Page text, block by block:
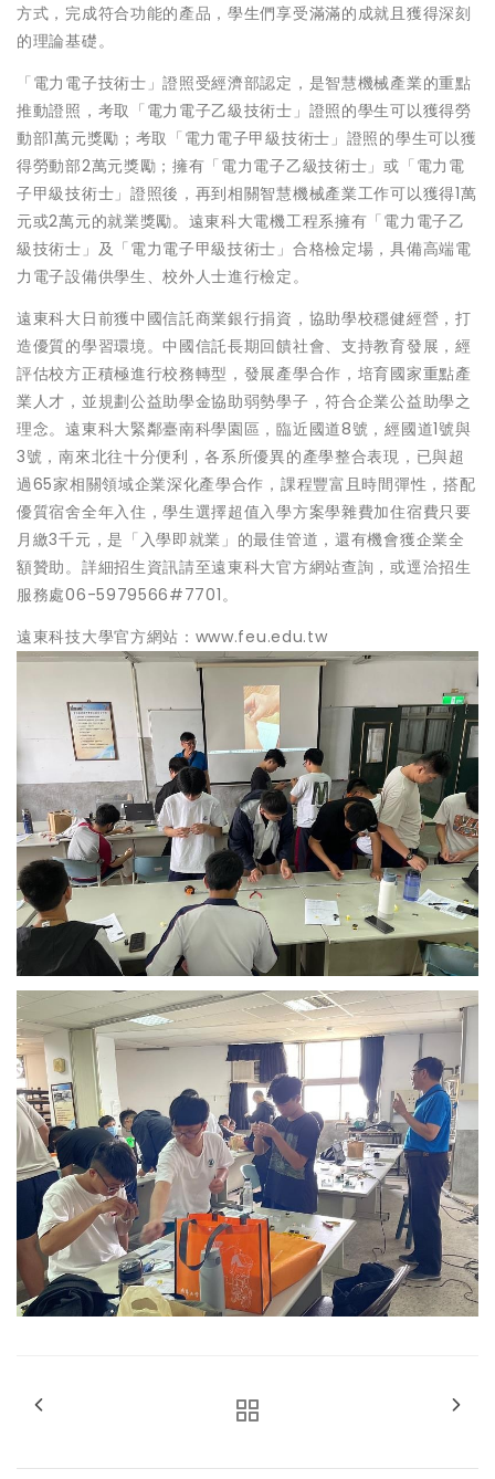
方式，完成符合功能的產品，學生們享受滿滿的成就且獲得深刻
的理論基礎。
「電力電子技術士」證照受經濟部認定，是智慧機械產業的重點
推動證照，考取「電力電子乙級技術士」證照的學生可以獲得勞
動部1萬元獎勵；考取「電力電子甲級技術士」證照的學生可以獲
得勞動部2萬元獎勵；擁有「電力電子乙級技術士」或「電力電
子甲級技術士」證照後，再到相關智慧機械產業工作可以獲得1萬
元或2萬元的就業獎勵。遠東科大電機工程系擁有「電力電子乙
級技術士」及「電力電子甲級技術士」合格檢定場，具備高端電
力電子設備供學生、校外人士進行檢定。
遠東科大日前獲中國信託商業銀行捐資，協助學校穩健經營，打
造優質的學習環境。中國信託長期回饋社會、支持教育發展，經
評估校方正積極進行校務轉型，發展產學合作，培育國家重點產
業人才，並規劃公益助學金協助弱勢學子，符合企業公益助學之
理念。遠東科大緊鄰臺南科學園區，臨近國道8號，經國道1號與
3號，南來北往十分便利，各系所優異的產學整合表現，已與超
過65家相關領域企業深化產學合作，課程豐富且時間彈性，搭配
優質宿舍全年入住，學生選擇超值入學方案學雜費加住宿費只要
月繳3千元，是「入學即就業」的最佳管道，還有機會獲企業全
額贊助。詳細招生資訊請至遠東科大官方網站查詢，或逕洽招生
服務處06-5979566#7701。
遠東科技大學官方網站：www.feu.edu.tw